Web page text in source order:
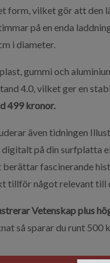
form, vilket gör att den
på en enda
i diameter.
gummi och
4.0, vilket ger en
499 kronor.
även tidningen
på din surfplatta
fascinerande
tillför något relevant till
Vetenskap plus
så sparar du runt 500